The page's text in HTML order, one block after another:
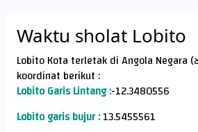
Waktu sholat Lobito
Lobito Kota terletak di Angola Negara (أنغولا) Menurut
koordinat berikut :
Lobito Garis Lintang :-12.3480556
Lobito garis bujur :13.5455561